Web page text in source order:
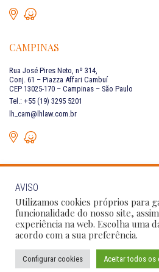
CAMPINAS
Rua José Pires Neto, nº 314,
Conj. 61 – Piazza Affari Cambuí
CEP 13025-170 – Campinas – São Paulo
Tel.: +55 (19) 3295 5201
lh_cam@lhlaw.com.br
FALE CONOSCO
Siga as nossas redes sociais:
Política de Privacidade Condições de
AVISO
Utilizamos cookies próprios para
funcionalidade do nosso site,
experiência na web. Escolha uma
acordo com a sua preferência.
Configurar cookies Aceitar todos os